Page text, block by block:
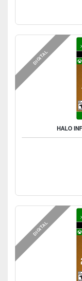
HALO
DIGITAL
DIGITAL